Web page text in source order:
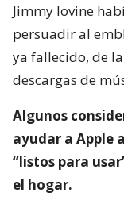
Jimmy Iovine
persuadir al
ya fallecido, de
descargas de
Algunos
ayudar a Apple
“listos para
el hogar.